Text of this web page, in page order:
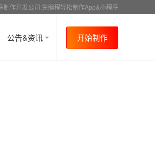
制作开发公司,免编程轻松制作App&小程序
公告&资讯 开始制作